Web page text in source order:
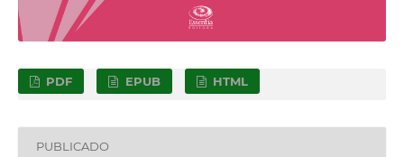
PDF EPUB HTML
PUBLICADO